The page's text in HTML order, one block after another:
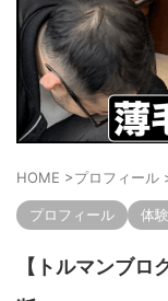
HOME >プロフィール
プロフィール 体
【トルマンブ